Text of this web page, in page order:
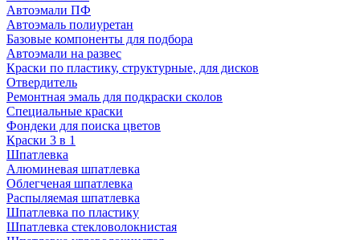
Автоэмали ПФ
Автоэмаль полиуретан
Базовые компоненты для подбора
Автоэмали на развес
Краски по пластику, структурные, для дисков
Отвердитель
Ремонтная эмаль для подкраски сколов
Специальные краски
Фондеки для поиска цветов
Краски 3 в 1
Шпатлевка
Алюминевая шпатлевка
Облегченая шпатлевка
Распыляемая шпатлевка
Шпатлевка по пластику
Шпатлевка стекловолокнистая